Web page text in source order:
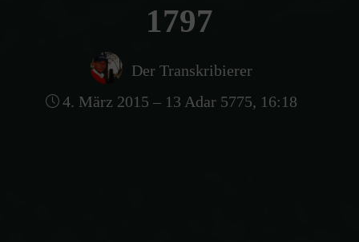
1797
Der Transkribierer
4. März 2015 – 13 Adar 5775, 16:18